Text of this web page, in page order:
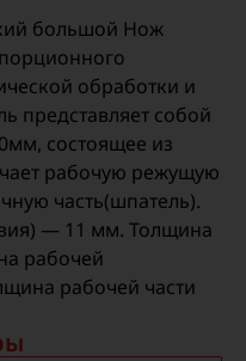
большой Нож
обработки и
представляет собой
состоящее из
рабочую режущую
часть(шпатель).
— 11 мм. Толщина
рабочей
рабочей части